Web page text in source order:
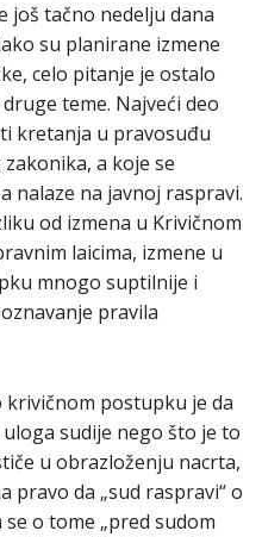
još tačno nedelju dana
su planirane izmene
celo pitanje je ostalo
teme. Najveći deo
kretanja u pravosuđu
a koje se
nalaze na javnoj raspravi.
od izmena u Krivičnom
laicima, izmene u
mnogo suptilnije i
pravila
krivičnom postupku je da
sudije nego što je to
u obrazloženju nacrta,
pravo da „sud raspravi“ o
o tome „pred sudom